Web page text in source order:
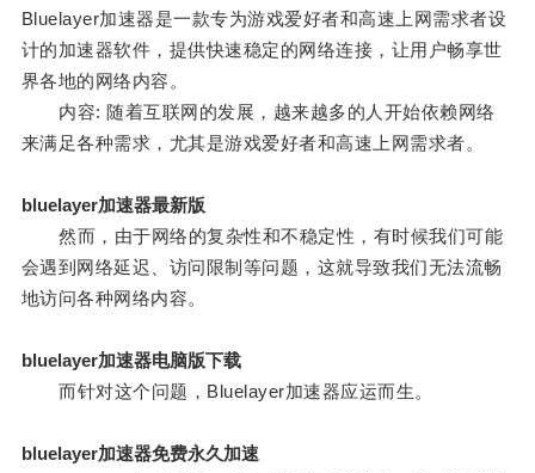
Bluelayer加速器是一款专为游戏爱好者和高速上网需求者设
计的加速器软件，提供快速稳定的网络连接，让用户畅享世
界各地的网络内容。
内容: 随着互联网的发展，越来越多的人开始依赖网络
来满足各种需求，尤其是游戏爱好者和高速上网需求者。
bluelayer加速器最新版
然而，由于网络的复杂性和不稳定性，有时候我们可能
会遇到网络延迟、访问限制等问题，这就导致我们无法流畅
地访问各种网络内容。
bluelayer加速器电脑版下载
而针对这个问题，Bluelayer加速器应运而生。
bluelayer加速器免费永久加速